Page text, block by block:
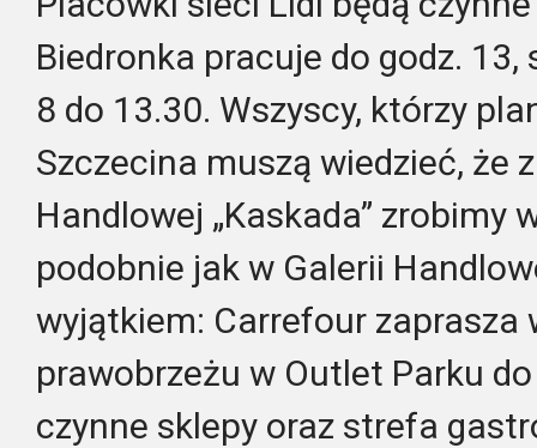
Biedronka pracuje do godz. 13,
8 do 13.30. Wszyscy, którzy
Szczecina muszą wiedzieć, że
Handlowej „Kaskada” zrobimy
podobnie jak w Galerii
wyjątkiem: Carrefour zaprasza
prawobrzeżu w Outlet Parku
czynne sklepy oraz strefa